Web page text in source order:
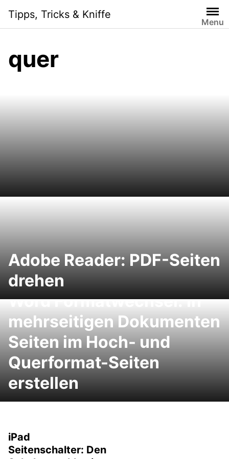
content
Tipps, Tricks & Kniffe
Menu
quer
Adobe Reader: PDF-Seiten
drehen
Word Formatwechsel: In
mehrseitigen Dokumenten
Seiten im Hoch- und
Querformat-Seiten
erstellen
iPad
Seitenschalter: Den